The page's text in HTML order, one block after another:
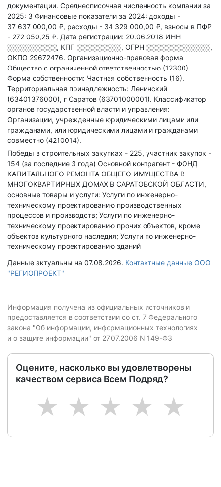
документации. Среднесписочная численность компании за
2025: 3 Финансовые показатели за 2024: доходы -
37 637 000,00 ₽, расходы - 34 329 000,00 ₽, взносы в ПФР
- 272 050,25 ₽. Дата регистрации: 20.06.2018 ИНН
░░░░░░░░░░, КПП ░░░░░░░░░, ОГРН ░░░░░░░░░░░░░,
ОКПО 29672476. Организационно-правовая форма:
Общество с ограниченной ответственностью (12300).
Форма собственности: Частная собственность (16).
Территориальная принадлежность: Ленинский
(63401376000), г Саратов (63701000001). Классификатор
органов государственной власти и управления:
Организации, учрежденные юридическими лицами или
гражданами, или юридическими лицами и гражданами
совместно (4210014).
Победы в строительных закупках - 225, участник закупок -
154 (за последние 3 года) Основной контрагент - ФОНД
КАПИТАЛЬНОГО РЕМОНТА ОБЩЕГО ИМУЩЕСТВА В
МНОГОКВАРТИРНЫХ ДОМАХ В САРАТОВСКОЙ ОБЛАСТИ,
основные товары и услуги: Услуги по инженерно-
техническому проектированию производственных
процессов и производств; Услуги по инженерно-
техническому проектированию прочих объектов, кроме
объектов культурного наследия; Услуги по инженерно-
техническому проектированию зданий
Данные актуальны на 07.08.2026. Контактные данные ООО
"РЕГИОПРОЕКТ"
Информация получена из официальных источников и
предоставляется в соответствии со ст. 7 Федерального
закона "Об информации, информационных технологиях
и о защите информации" от 27.07.2006 N 149-ФЗ
Оцените, насколько вы удовлетворены
качеством сервиса Всем Подряд?
5
4
3
2
1